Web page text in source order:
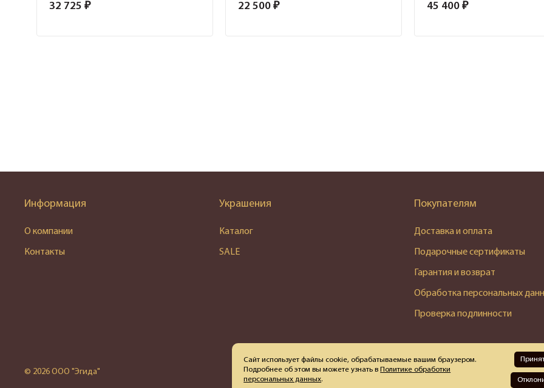
32 725 ₽ 22 500 ₽ 45 400 ₽
Информация
О компании
Контакты
Украшения
Каталог
SALE
Покупателям
Доставка и оплата
Подарочные сертификаты
Гарантия и возврат
Обработка персональных
Проверка подлинности
© 2026 ООО "Эгида"
Сайт использует файлы cookie, обрабатываемые вашим браузером.
Подробнее об этом вы можете узнать вПолитике обработки
персональных данных.